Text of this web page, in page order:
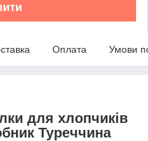
Оплата Умови
для хлопчиків
Туреччина